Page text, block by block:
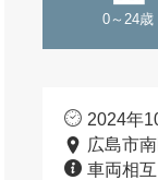
0～24歳
2024年
広島市
車両相